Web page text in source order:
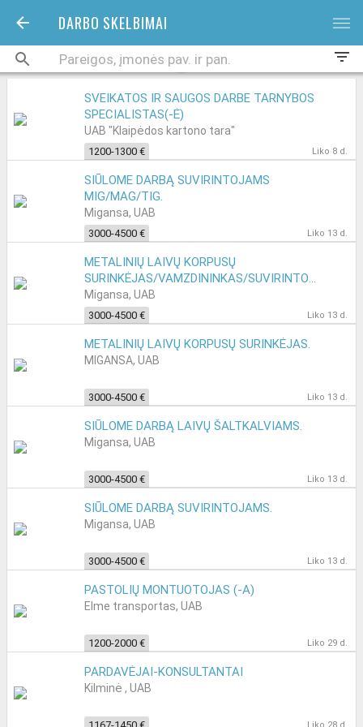
DARBO SKELBIMAI bars
filter_list
SVEIKATOS IR SAUGOS DARBE TARNYBOS
SPECIALISTAS(-Ė)
UAB "Klaipėdos kartono tara"
1200-1300 € Liko 8 d.
SIŪLOME DARBĄ SUVIRINTOJAMS
MIG/MAG/TIG.
Migansa, UAB
3000-4500 € Liko 13 d.
METALINIŲ LAIVŲ KORPUSŲ
SURINKĖJAS/VAMZDININKAS/SUVIRINTOJAS.
Migansa, UAB
3000-4500 € Liko 13 d.
METALINIŲ LAIVŲ KORPUSŲ SURINKĖJAS.
MIGANSA, UAB
3000-4500 € Liko 13 d.
SIŪLOME DARBĄ LAIVŲ ŠALTKALVIAMS.
Migansa, UAB
3000-4500 € Liko 13 d.
SIŪLOME DARBĄ SUVIRINTOJAMS.
Migansa, UAB
3000-4500 € Liko 13 d.
PASTOLIŲ MONTUOTOJAS (-A)
Elme transportas, UAB
1200-2000 € Liko 29 d.
PARDAVĖJAI-KONSULTANTAI
Kilminė , UAB